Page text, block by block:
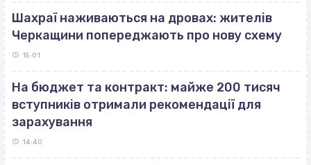
Шахраї наживаються на дровах: жителів
Черкащини попереджають про нову схему
15:01
На бюджет та контракт: майже 200 тисяч
вступників отримали рекомендації для
зарахування
14:40